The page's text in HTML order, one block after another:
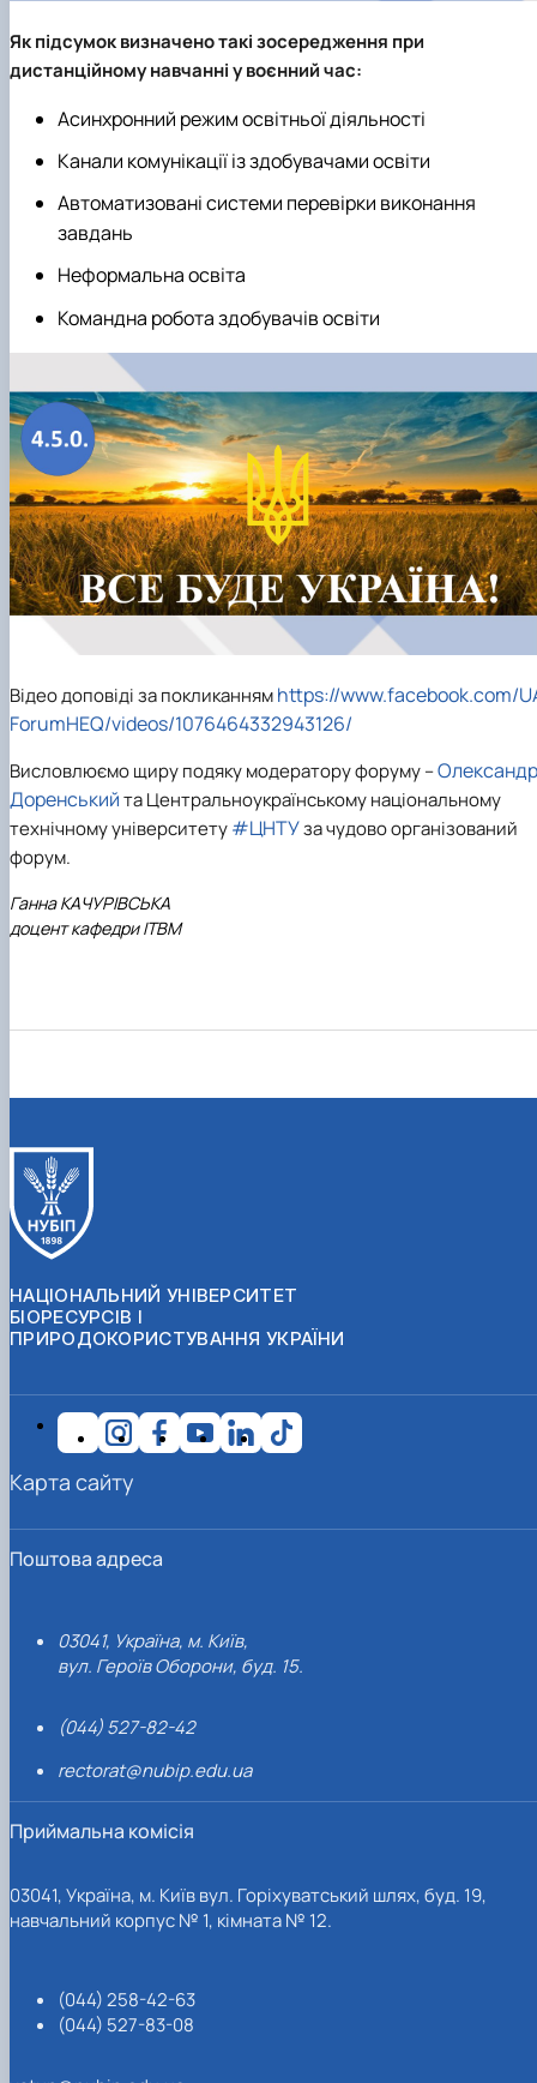
Як підсумок визначено такі зосередження при
дистанційному навчанні у воєнний час:
Асинхронний режим освітньої діяльності
Канали комунікації із здобувачами освіти
Автоматизовані системи перевірки виконання
завдань
Неформальна освіта
Командна робота здобувачів освіти
Відео доповіді за покликаннямhttps://www.facebook.com/
ForumHEQ/videos/1076464332943126/
Висловлюємо щиру подяку модератору форуму –Олександр
Доренськийта Центральноукраїнському національному
технічному університету#ЦНТУза чудово організований
форум.
Ганна КАЧУРІВСЬКА
доцент кафедри ІТВМ
НАЦІОНАЛЬНИЙ УНІВЕРСИТЕТ
БІОРЕСУРСІВ І
ПРИРОДОКОРИСТУВАННЯ УКРАЇНИ
Поштова адреса
03041, Україна, м. Київ,
вул. Героїв Оборони, буд. 15.
(044) 527-82-42
rectorat@nubip.edu.ua
Приймальна комісія
03041, Україна, м. Київ вул. Горіхуватський шлях, буд. 19,
навчальний корпус № 1, кімната № 12.
(044) 258-42-63
(044) 527-83-08
Карта сайту